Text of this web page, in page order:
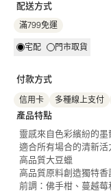
配送方式
滿799免運
宅配 門市取貨
付款方式
信用卡 多種線上支付
產品特點
靈感來自色彩繽紛的
適合所有場合的清新活
高品質大豆蠟
高品質原料創造獨特
前調：佛手柑、蔓越莓